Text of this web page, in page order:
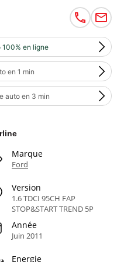
en ligne
en 1 min
auto en 3 min
Marque
Ford
Version
1.6 TDCI 95CH FAP
STOP&START TREND 5P
Année
Juin 2011
Energie